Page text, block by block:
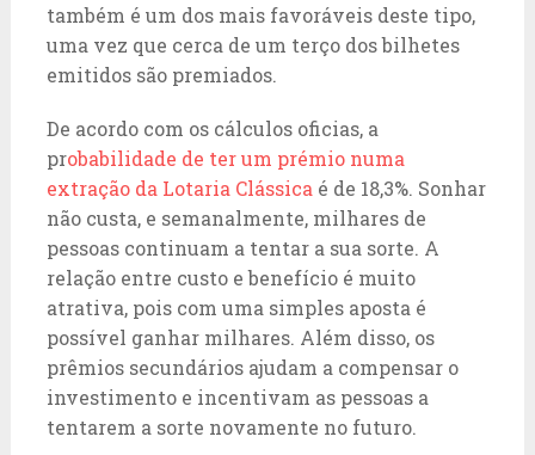
também é um dos mais favoráveis deste tipo,
uma vez que cerca de um terço dos bilhetes
emitidos são premiados.
De acordo com os cálculos oficias, a
probabilidade de ter um prémio numa
extração da Lotaria Clássica é de 18,3%. Sonhar
não custa, e semanalmente, milhares de
pessoas continuam a tentar a sua sorte. A
relação entre custo e benefício é muito
atrativa, pois com uma simples aposta é
possível ganhar milhares. Além disso, os
prêmios secundários ajudam a compensar o
investimento e incentivam as pessoas a
tentarem a sorte novamente no futuro.